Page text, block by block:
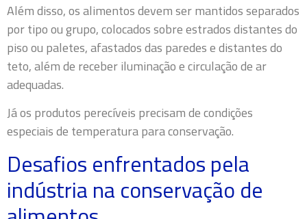
Além disso, os alimentos devem ser mantidos separados
por tipo ou grupo, colocados sobre estrados distantes do
piso ou paletes, afastados das paredes e distantes do
teto, além de receber iluminação e circulação de ar
adequadas.
Já os produtos perecíveis precisam de condições
especiais de temperatura para conservação.
Desafios enfrentados pela
indústria na conservação de